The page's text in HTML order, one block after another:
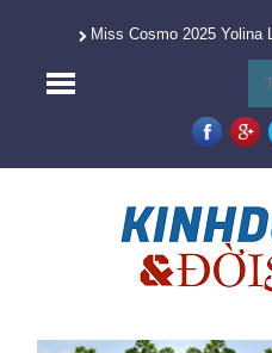
Miss Cosmo 2025 Yolina